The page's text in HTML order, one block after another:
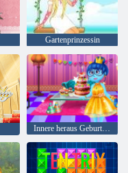
Gartenprinzessin
Innere heraus Geburtstagsfeier